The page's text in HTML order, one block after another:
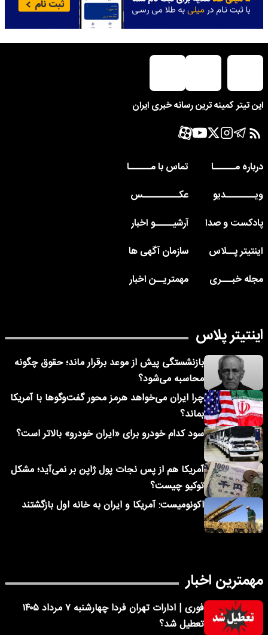
این تیتر کمینه ترین رسانه خبری ایران
درباره مــــــا
تماس با مــــــا
ویــــــــدیو
عکــــــــــس
پادکست و صدا
آرشیـــــو اخبار
اینتیتر پــلاس
سازمان آگهی ها
مجله خبـــری
مهمتریــن اخبار
اینتیتر پلاس
بازنشستگی پیش از موعد برقرار ماند؛ حقوق چگونه
محاسبه می‌شود؟
چرا ایران می‌خواهد هرمز محور گفت‌وگوها با آمریکا
بماند؟
سود کدام خودرو برای «ایران خودرو» بالاتر است؟
آمریکا هم از پس نجات پول ژاپن بر نمی‌آید؛ مشکل
توکیو چیست؟
اکونومیست: آمریکا و ایران به خانه اول بازگشتند
مهمترین اخبار
فوری | ادارات تهران فردا چهارشنبه ۷ مرداد ۱۴۰۵
تعطیل شد؟